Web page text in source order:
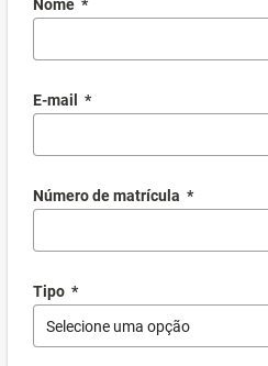
Nome *
E-mail *
Número de matrícula *
Tipo *
Selecione uma opção